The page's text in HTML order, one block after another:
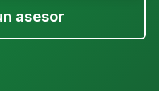
asesor